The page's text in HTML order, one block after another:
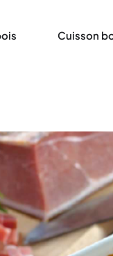
Cuisson